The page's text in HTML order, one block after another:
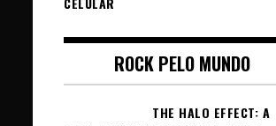
ROCK PELO MUNDO
THE HALO EFFECT: A